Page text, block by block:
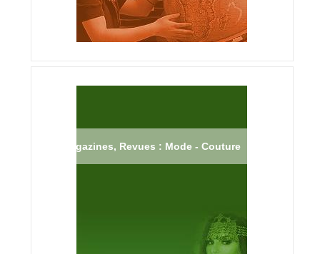
Magazines, Revues : Mode - Couture